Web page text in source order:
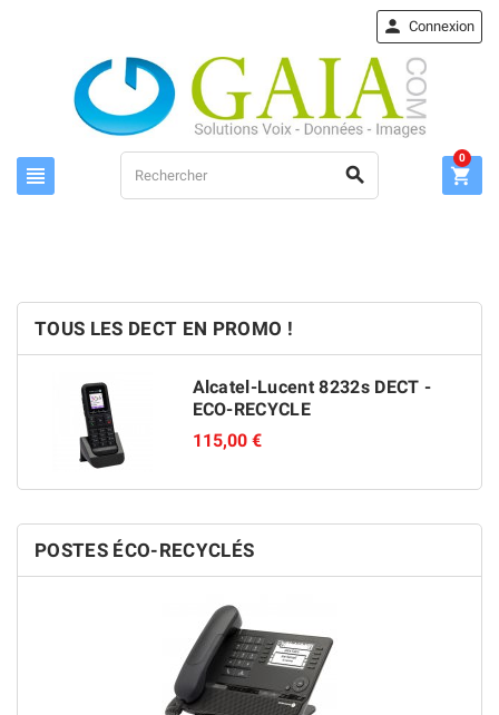
 
 Connexion

0
TOUS LES DECT EN PROMO !
Alcatel-Lucent 8232s DECT -
ECO-RECYCLE
115,00 €
POSTES ÉCO-RECYCLÉS